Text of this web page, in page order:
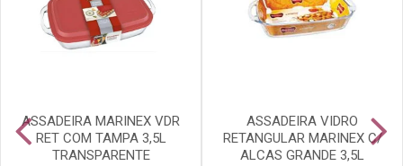
ASSADEIRA MARINEX VDR
RET COM TAMPA 3,5L
TRANSPARENTE
ASSADEIRA VIDRO
RETANGULAR MARINEX C/
ALCAS GRANDE 3,5L